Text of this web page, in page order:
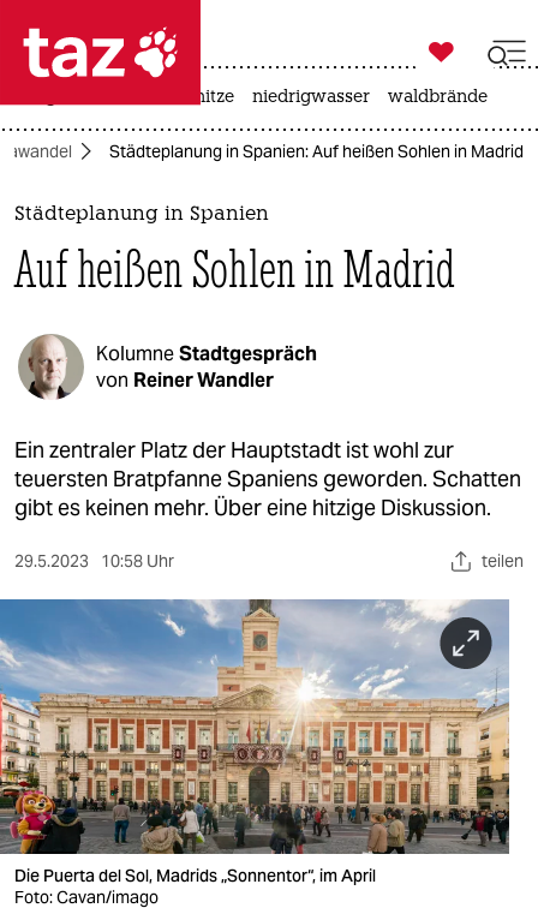
 taz zahl ich
taz zahl ich
themen
politik
öko
gesellschaft
kultur
sport
nord
wahrheit
verlag
verlag
veranstaltungen
shop
fragen & hilfe

taz zahl ich
hitze niedrigwasser waldbrände
Städteplanung in Spanien: Auf heißen Sohlen in Madrid
Städteplanung in Spanien
Auf heißen Sohlen in Madrid
KolumneStadtgespräch
von Reiner Wandler
Ein zentraler Platz der Hauptstadt ist wohl zur
teuersten Bratpfanne Spaniens geworden. Schatten
gibt es keinen mehr. Über eine hitzige Diskussion.
29.5.2023 10:58 Uhr teilen
Die Puerta del Sol, Madrids „Sonnentor“, im April
Foto: Cavan/imago